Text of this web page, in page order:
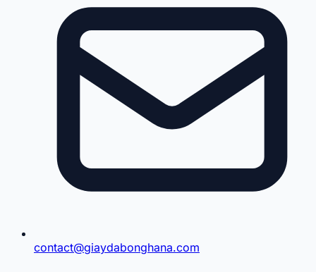
contact@giaydabonghana.com